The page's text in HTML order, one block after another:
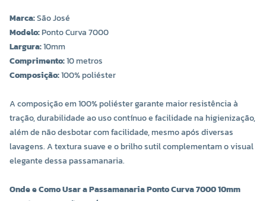
COR 0008
R$ 6,60 UNIDADE
-
Marca:São José
Modelo:Ponto Curva 7000
Largura:10mm
Comprimento:10 metros
Composição:100% poliéster
A composição em 100% poliéster garante maior resistência à
tração, durabilidade ao uso contínuo e facilidade na higienização,
além de não desbotar com facilidade, mesmo após diversas
lavagens. A textura suave e o brilho sutil complementam o visual
elegante dessa passamanaria.
Onde e Como Usar a Passamanaria Ponto Curva 7000 10mm